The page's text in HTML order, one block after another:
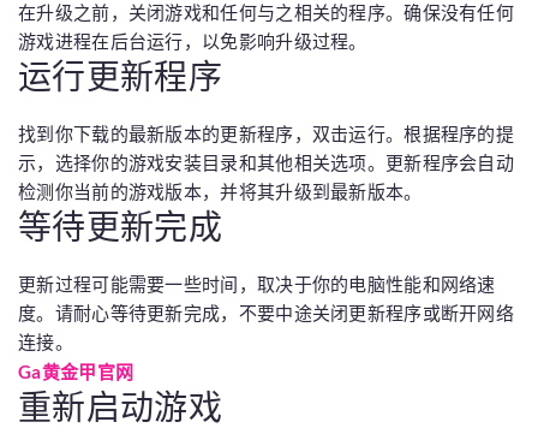
在升级之前，关闭游戏和任何与之相关的程序。确保没有任何
游戏进程在后台运行，以免影响升级过程。
运行更新程序
找到你下载的最新版本的更新程序，双击运行。根据程序的提
示，选择你的游戏安装目录和其他相关选项。更新程序会自动
检测你当前的游戏版本，并将其升级到最新版本。
等待更新完成
更新过程可能需要一些时间，取决于你的电脑性能和网络速
度。请耐心等待更新完成，不要中途关闭更新程序或断开网络
连接。
Ga黄金甲官网
重新启动游戏